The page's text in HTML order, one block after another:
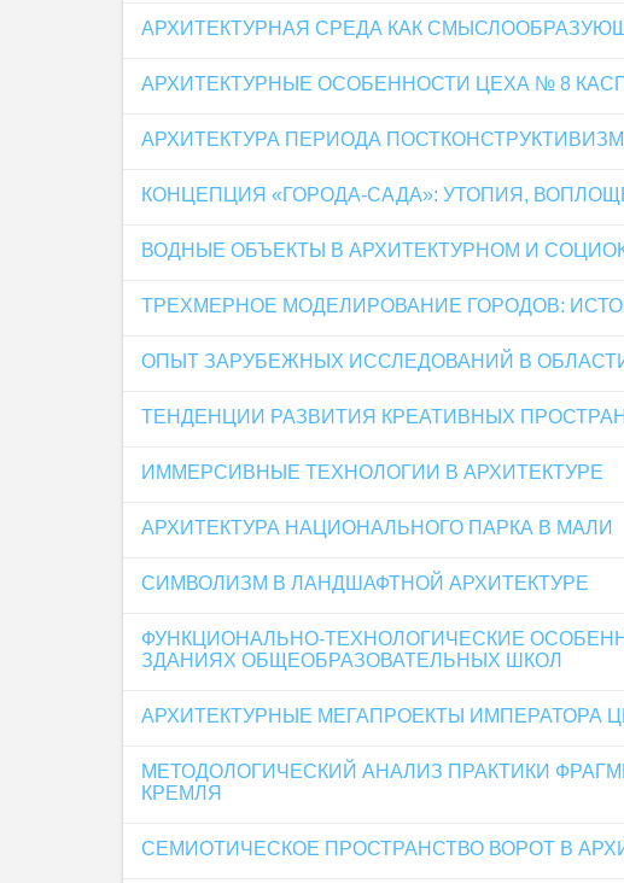
АРХИТЕКТУРНАЯ СРЕДА КАК
АРХИТЕКТУРНЫЕ ОСОБЕННОСТИ ЦЕХА № 8
АРХИТЕКТУРА ПЕРИОДА
КОНЦЕПЦИЯ «ГОРОДА-САДА»: УТОПИЯ,
ВОДНЫЕ ОБЪЕКТЫ В АРХИТЕКТУРНОМ И
ТРЕХМЕРНОЕ МОДЕЛИРОВАНИЕ ГОРОДОВ:
ОПЫТ ЗАРУБЕЖНЫХ ИССЛЕДОВАНИЙ В
ТЕНДЕНЦИИ РАЗВИТИЯ КРЕАТИВНЫХ
ИММЕРСИВНЫЕ ТЕХНОЛОГИИ В АРХИТЕКТУРЕ
АРХИТЕКТУРА НАЦИОНАЛЬНОГО ПАРКА В МАЛИ
СИМВОЛИЗМ В ЛАНДШАФТНОЙ АРХИТЕКТУРЕ
ФУНКЦИОНАЛЬНО-ТЕХНОЛОГИЧЕСКИЕ
ЗДАНИЯХ ОБЩЕОБРАЗОВАТЕЛЬНЫХ ШКОЛ
АРХИТЕКТУРНЫЕ МЕГАПРОЕКТЫ ИМПЕРАТОРА
МЕТОДОЛОГИЧЕСКИЙ АНАЛИЗ ПРАКТИКИ
КРЕМЛЯ
СЕМИОТИЧЕСКОЕ ПРОСТРАНСТВО ВОРОТ В